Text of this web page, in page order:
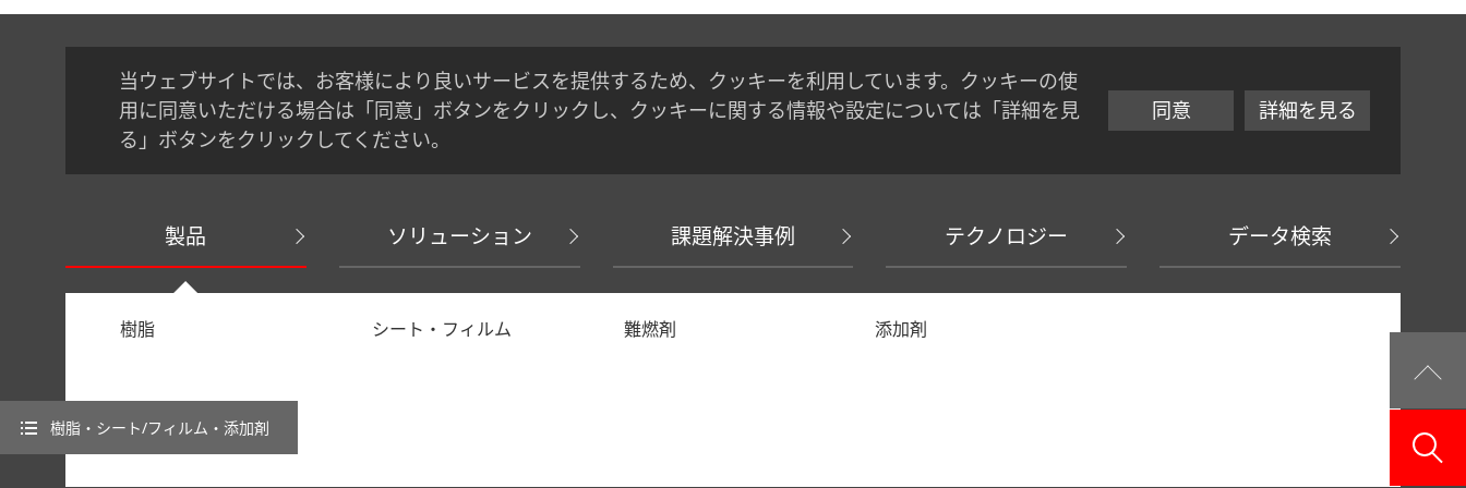
樹脂・シート/フィルム・添加剤
当ウェブサイトでは、お客様により良いサービスを提供するため、クッキーを利用しています。クッキーの使
用に同意いただける場合は「同意」ボタンをクリックし、クッキーに関する情報や設定については「詳細を見
る」ボタンをクリックしてください。
同意 詳細を見る
製品 ソリューション 課題解決事例 テクノロジー データ検索
樹脂 シート・フィルム 難燃剤 添加剤